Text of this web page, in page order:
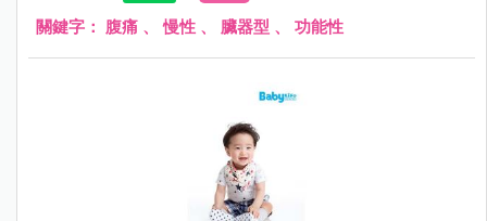
題，但許多父母又怕因為疏忽大意而延誤病情，搞得一個頭
關鍵字： 腹痛 、慢性 、 臟器型 、 功能性